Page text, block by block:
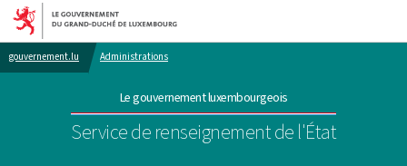
Aller au menu principal
Aller au contenu
gouvernement.lu Administrations
Le gouvernement luxembourgeois
Service de renseignement de l'État